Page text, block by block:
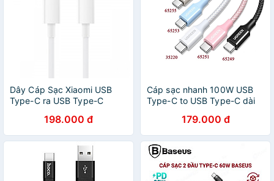
Dây Cáp Sạc Xiaomi USB
Type-C ra USB Type-C
chính hãng198.000 đ
Cáp sạc nhanh 100W USB
Type-C to USB Type-C dài
179.000 đ